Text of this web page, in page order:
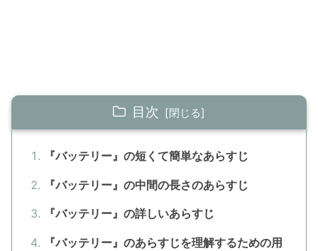
目次
『バッテリー』の短くて簡単なあらすじ
『バッテリー』の中間の長さのあらすじ
『バッテリー』の詳しいあらすじ
『バッテリー』のあらすじを理解するための用